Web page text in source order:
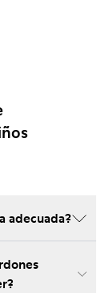
adecuada?